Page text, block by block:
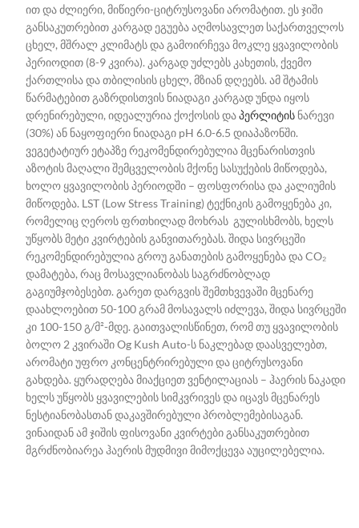
ით და ძლიერი, მიწიერი-ციტრუსოვანი არომატით. ეს ჯიში
განსაკუთრებით კარგად ეგუება აღმოსავლეთ საქართველოს
ცხელ, მშრალ კლიმატს და გამოირჩევა მოკლე ყვავილობის
პერიოდით (8-9 კვირა). კარგად უძლებს კახეთის, ქვემო
ქართლისა და თბილისის ცხელ, მზიან დღეებს. ამ შტამის
წარმატებით გაზრდისთვის ნიადაგი კარგად უნდა იყოს
დრენირებული, იდეალურია ქოქოსის დაპერლიტის ნარევი
(30%) ან ნაყოფიერი ნიადაგი pH 6.0-6.5 დიაპაზონში.
ვეგეტატიურ ეტაპზე რეკომენდირებულია მცენარისთვის
აზოტის მაღალი შემცველობის მქონე სასუქების მიწოდება,
ხოლო ყვავილობის პერიოდში – ფოსფორისა და კალიუმის
მიწოდება. LST (Low Stress Training) ტექნიკის გამოყენება კი,
რომელიც ღეროს ფრთხილად მოხრას გულისხმობს, ხელს
უწყობს მეტი კვირტების განვითარებას. შიდა სივრცეში
რეკომენდირებულია გროუ განათების გამოყენება და CO₂
დამატება, რაც მოსავლიანობას საგრძნობლად
გაგიუმჯობესებთ. გარეთ დარგვის შემთხვევაში მცენარე
დაახლოებით 50-100 გრამ მოსავალს იძლევა, შიდა სივრცეში
კი 100-150 გ/მ²-მდე. გაითვალისწინეთ, რომ თუ ყვავილობის
ბოლო 2 კვირაში Og Kush Auto-ს ნაკლებად დაასველებთ,
არომატი უფრო კონცენტრირებული და ციტრუსოვანი
გახდება. ყურადღება მიაქციეთ ვენტილაციას – ჰაერის ნაკადი
ხელს უწყობს ყვავილების სიმკვრივეს და იცავს მცენარეს
ნესტიანობასთან დაკავშირებული პრობლემებისაგან.
ვინაიდან ამ ჯიშის ფისოვანი კვირტები განსაკუთრებით
მგრძნობიარეა ჰაერის მუდმივი მიმოქცევა აუცილებელია.